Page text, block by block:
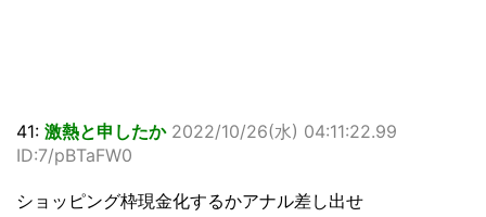
41: 激熱と申したか 2022/10/26(水) 04:11:22.99
ID:7/pBTaFW0
ショッピング枠現金化するかアナル差し出せ